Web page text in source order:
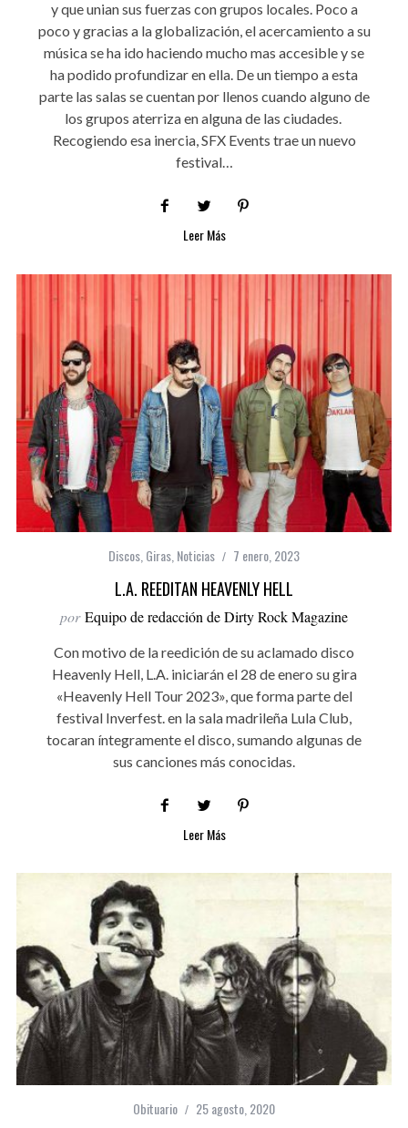
y que unian sus fuerzas con grupos locales. Poco a
poco y gracias a la globalización, el acercamiento a su
música se ha ido haciendo mucho mas accesible y se
ha podido profundizar en ella. De un tiempo a esta
parte las salas se cuentan por llenos cuando alguno de
los grupos aterriza en alguna de las ciudades.
Recogiendo esa inercia, SFX Events trae un nuevo
festival…
Leer Más
Discos Giras Noticias 7 enero, 2023
L.A. REEDITAN HEAVENLY HELL
por Equipo de redacción de Dirty Rock Magazine
Con motivo de la reedición de su aclamado disco
Heavenly Hell, L.A. iniciarán el 28 de enero su gira
«Heavenly Hell Tour 2023», que forma parte del
festival Inverfest. en la sala madrileña Lula Club,
tocaran íntegramente el disco, sumando algunas de
sus canciones más conocidas.
Leer Más
Obituario 25 agosto, 2020